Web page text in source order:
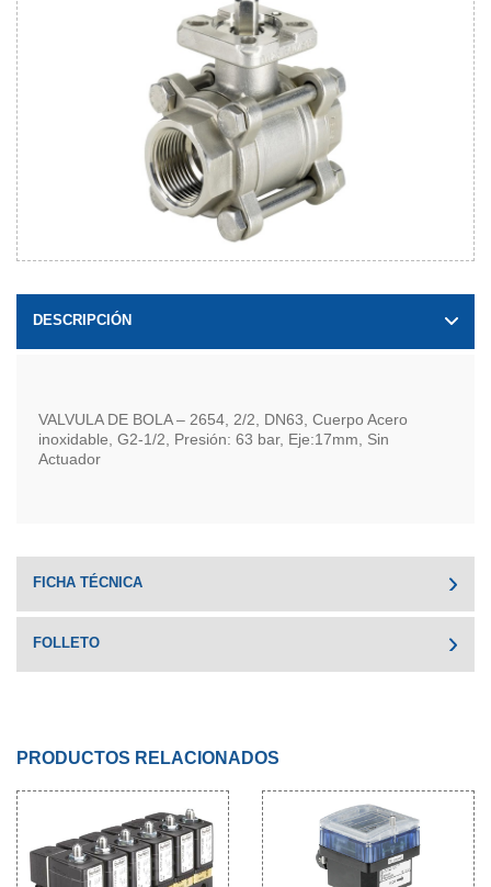
DESCRIPCIÓN
VALVULA DE BOLA – 2654, 2/2, DN63, Cuerpo Acero
inoxidable, G2-1/2, Presión: 63 bar, Eje:17mm, Sin
Actuador
FICHA TÉCNICA
FOLLETO
PRODUCTOS RELACIONADOS